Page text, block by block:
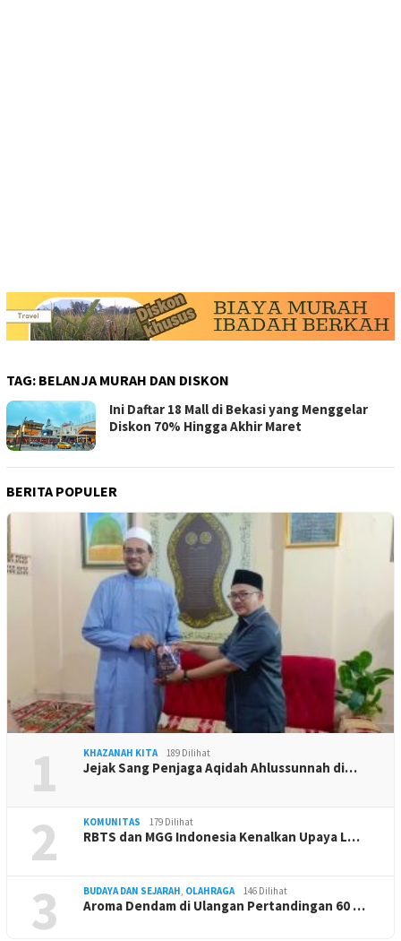
TAG: BELANJA MURAH DAN DISKON
Ini Daftar 18 Mall di Bekasi yang Menggelar
Diskon 70% Hingga Akhir Maret
BERITA POPULER
1 KHAZANAH KITA 189 Dilihat
Jejak Sang Penjaga Aqidah Ahlussunnah di…
2 KOMUNITAS 179 Dilihat
RBTS dan MGG Indonesia Kenalkan Upaya L…
3 BUDAYA DAN SEJARAH, OLAHRAGA 146 Dilihat
Aroma Dendam di Ulangan Pertandingan 60 …